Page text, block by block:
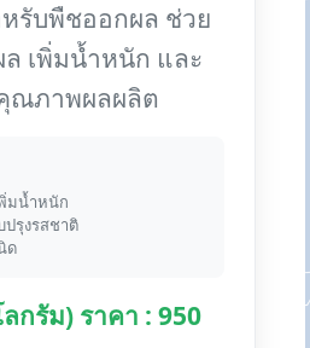
รับพืชออกผล ช่วย
เพิ่มน้ำหนัก และ
ณภาพผลผลิต
มน้ำหนัก
ปรุงรสชาติ
ด
กรัม) ราคา : 950